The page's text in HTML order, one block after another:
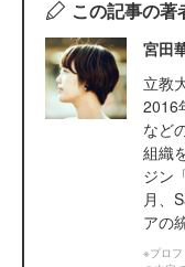
この記事の著
宮田
立教
2016
など
組織
ジン
月、
アの
※プロ